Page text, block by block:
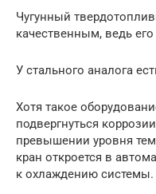
Чугунный
качественным, ведь
У стального аналога
Хотя такое
подвергнуться
превышении уровня
кран откроется в
к охлаждению системы.